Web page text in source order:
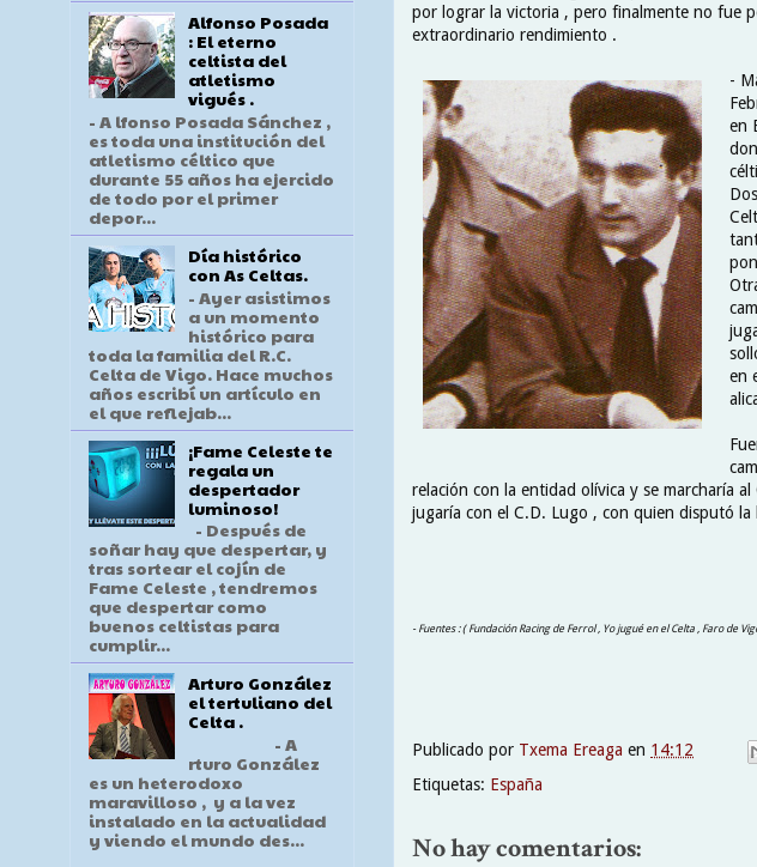
por lograr la victoria , pero finalmente no fue
extraordinario rendimiento .
-
en
en
relación con la entidad olívica y se marcharía
jugaría con el C.D. Lugo , con quien disputó
- Fuentes : ( Fundación Racing de Ferrol , Yo jugué en el Celta , Faro de
Publicado por Txema Ereaga en 14:12
Etiquetas: España
No hay comentarios:
Alfonso Posada
: El eterno
celtista del
atletismo
vigués .
- A lfonso Posada Sánchez ,
es toda una institución del
atletismo céltico que
durante 55 años ha ejercido
de todo por el primer
depor...
Día histórico
con As Celtas.
- Ayer asistimos
a un momento
histórico para
toda la familia del R.C.
Celta de Vigo. Hace muchos
años escribí un artículo en
el que reflejab...
¡Fame Celeste te
regala un
despertador
luminoso!
- Después de
soñar hay que despertar, y
tras sortear el cojín de
Fame Celeste , tendremos
que despertar como
buenos celtistas para
cumplir...
Arturo González
el tertuliano del
Celta .
- A
rturo González
es un heterodoxo
maravilloso , y a la vez
instalado en la actualidad
y viendo el mundo des...